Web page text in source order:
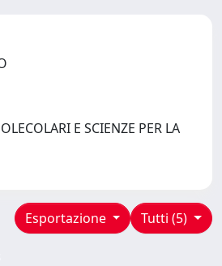
E SCIENZE PER LA
Tutti (5)
Esportazione